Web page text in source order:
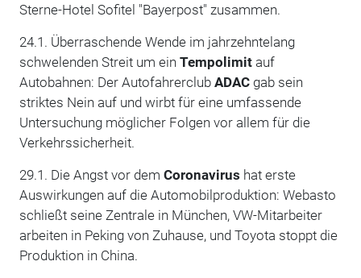
Sterne-Hotel Sofitel "Bayerpost" zusammen.
24.1. Überraschende Wende im jahrzehntelang
schwelenden Streit um ein Tempolimitauf
Autobahnen: Der Autofahrerclub ADACgab sein
striktes Nein auf und wirbt für eine umfassende
Untersuchung möglicher Folgen vor allem für die
Verkehrssicherheit.
29.1. Die Angst vor dem Coronavirus hat erste
Auswirkungen auf die Automobilproduktion: Webasto
schließt seine Zentrale in München, VW-Mitarbeiter
arbeiten in Peking von Zuhause, und Toyota stoppt die
Produktion in China.